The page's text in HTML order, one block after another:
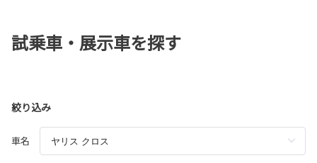
試乗車・展示車を探す
絞り込み
車名